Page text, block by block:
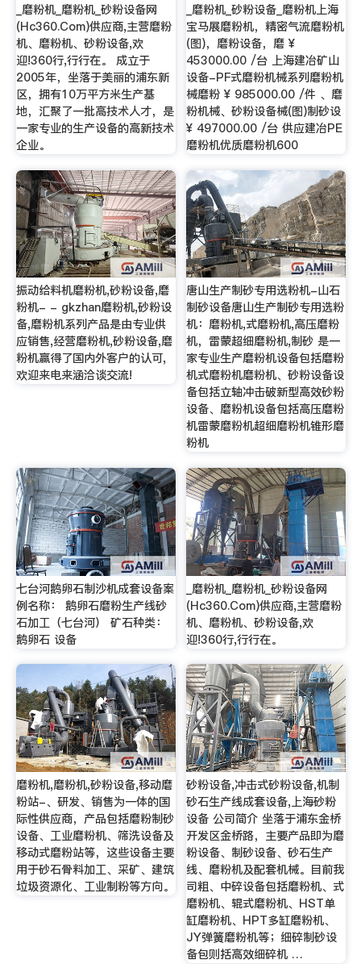
_磨粉机_磨粉机_砂粉设备网
(Hc360.Com)供应商,主营磨粉
机、磨粉机、砂粉设备,欢
迎!360行,行行在。 成立于
2005年，坐落于美丽的浦东新
区，拥有10万平方米生产基
地，汇聚了一批高技术人才，是
一家专业的生产设备的高新技术
企业。
_磨粉机_砂粉设备_磨粉机上海
宝马展磨粉机，精密气流磨粉机
(图)，磨粉设备，磨 ¥
453000.00 /台 上海建冶矿山
设备-PF式磨粉机械系列磨粉机
械磨粉 ¥ 985000.00 /件 、磨
粉机械、砂粉设备械(图)制砂设
¥ 497000.00 /台 供应建冶PE
磨粉机优质磨粉机600
振动给料机磨粉机,砂粉设备,磨
粉机- - gkzhan磨粉机,砂粉设
备,磨粉机系列产品是由专业供
应销售,经营磨粉机,砂粉设备,磨
粉机赢得了国内外客户的认可,
欢迎来电来涵洽谈交流!
唐山生产制砂专用选粉机-山石
制砂设备唐山生产制砂专用选粉
机：磨粉机,式磨粉机,高压磨粉
机，雷蒙超细磨粉机,制砂 是一
家专业生产磨粉机设备包括磨粉
机式磨粉机磨粉机、砂粉设备设
备包括立轴冲击破新型高效砂粉
设备、磨粉机设备包括高压磨粉
机雷蒙磨粉机超细磨粉机锥形磨
粉机
七台河鹅卵石制沙机成套设备案
例名称： 鹅卵石磨粉生产线砂
石加工（七台河） 矿石种类：
鹅卵石 设备
_磨粉机_磨粉机_砂粉设备网
(Hc360.Com)供应商,主营磨粉
机、磨粉机、砂粉设备,欢
迎!360行,行行在。
磨粉机,磨粉机,砂粉设备,移动磨
粉站-、研发、销售为一体的国
际性供应商，产品包括磨粉制砂
设备、工业磨粉机、筛洗设备及
移动式磨粉站等，这些设备主要
用于砂石骨料加工、采矿、建筑
垃圾资源化、工业制粉等方向。
砂粉设备,冲击式砂粉设备,机制
砂石生产线成套设备,上海砂粉
设备 公司简介 坐落于浦东金桥
开发区金桥路，主要产品即为磨
粉设备、制砂设备、砂石生产
线、磨粉机及配套机械。目前我
司粗、中碎设备包括磨粉机、式
磨粉机、辊式磨粉机、HST单
缸磨粉机、HPT多缸磨粉机、
JY弹簧磨粉机等；细碎制砂设
备包则括高效细碎机 …